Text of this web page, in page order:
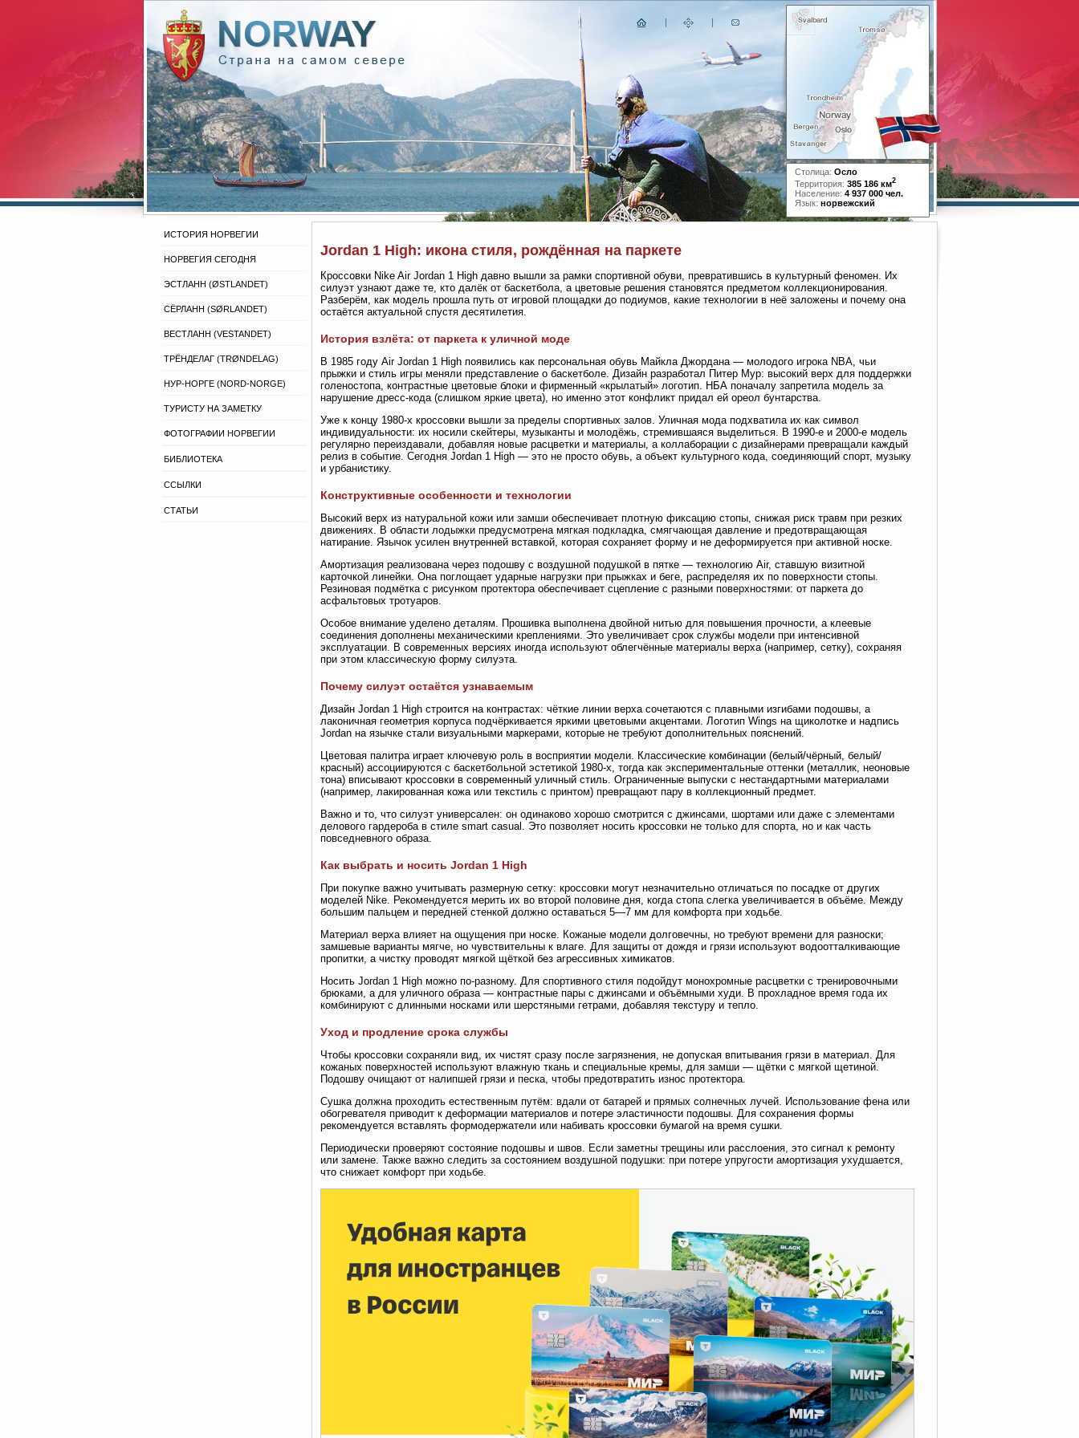
Столица: Осло
Территория: 385 186 км2
Население: 4 937 000 чел.
Язык: норвежский
ИСТОРИЯ НОРВЕГИИ
НОРВЕГИЯ СЕГОДНЯ
ЭСТЛАНН (ØSTLANDET)
СЁРЛАНН (SØRLANDET)
ВЕСТЛАНН (VESTANDET)
ТРЁНДЕЛАГ (TRØNDELAG)
НУР-НОРГЕ (NORD-NORGE)
ТУРИСТУ НА ЗАМЕТКУ
ФОТОГРАФИИ НОРВЕГИИ
БИБЛИОТЕКА
ССЫЛКИ
СТАТЬИ
Jordan 1 High: икона стиля, рождённая на паркете
Кроссовки Nike Air Jordan 1 High давно вышли за рамки спортивной обуви, превратившись в культурный феномен. Их
силуэт узнают даже те, кто далёк от баскетбола, а цветовые решения становятся предметом коллекционирования.
Разберём, как модель прошла путь от игровой площадки до подиумов, какие технологии в неё заложены и почему она
остаётся актуальной спустя десятилетия.
История взлёта: от паркета к уличной моде
В 1985 году Air Jordan 1 High появились как персональная обувь Майкла Джордана — молодого игрока NBA, чьи
прыжки и стиль игры меняли представление о баскетболе. Дизайн разработал Питер Мур: высокий верх для поддержки
голеностопа, контрастные цветовые блоки и фирменный «крылатый» логотип. НБА поначалу запретила модель за
нарушение дресс-кода (слишком яркие цвета), но именно этот конфликт придал ей ореол бунтарства.
Уже к концу 1980-х кроссовки вышли за пределы спортивных залов. Уличная мода подхватила их как символ
индивидуальности: их носили скейтеры, музыканты и молодёжь, стремившаяся выделиться. В 1990-е и 2000-е модель
регулярно переиздавали, добавляя новые расцветки и материалы, а коллаборации с дизайнерами превращали каждый
релиз в событие. Сегодня Jordan 1 High — это не просто обувь, а объект культурного кода, соединяющий спорт, музыку
и урбанистику.
Конструктивные особенности и технологии
Высокий верх из натуральной кожи или замши обеспечивает плотную фиксацию стопы, снижая риск травм при резких
движениях. В области лодыжки предусмотрена мягкая подкладка, смягчающая давление и предотвращающая
натирание. Язычок усилен внутренней вставкой, которая сохраняет форму и не деформируется при активной носке.
Амортизация реализована через подошву с воздушной подушкой в пятке — технологию Air, ставшую визитной
карточкой линейки. Она поглощает ударные нагрузки при прыжках и беге, распределяя их по поверхности стопы.
Резиновая подмётка с рисунком протектора обеспечивает сцепление с разными поверхностями: от паркета до
асфальтовых тротуаров.
Особое внимание уделено деталям. Прошивка выполнена двойной нитью для повышения прочности, а клеевые
соединения дополнены механическими креплениями. Это увеличивает срок службы модели при интенсивной
эксплуатации. В современных версиях иногда используют облегчённые материалы верха (например, сетку), сохраняя
при этом классическую форму силуэта.
Почему силуэт остаётся узнаваемым
Дизайн Jordan 1 High строится на контрастах: чёткие линии верха сочетаются с плавными изгибами подошвы, а
лаконичная геометрия корпуса подчёркивается яркими цветовыми акцентами. Логотип Wings на щиколотке и надпись
Jordan на язычке стали визуальными маркерами, которые не требуют дополнительных пояснений.
Цветовая палитра играет ключевую роль в восприятии модели. Классические комбинации (белый/чёрный, белый/
красный) ассоциируются с баскетбольной эстетикой 1980-х, тогда как экспериментальные оттенки (металлик, неоновые
тона) вписывают кроссовки в современный уличный стиль. Ограниченные выпуски с нестандартными материалами
(например, лакированная кожа или текстиль с принтом) превращают пару в коллекционный предмет.
Важно и то, что силуэт универсален: он одинаково хорошо смотрится с джинсами, шортами или даже с элементами
делового гардероба в стиле smart casual. Это позволяет носить кроссовки не только для спорта, но и как часть
повседневного образа.
Как выбрать и носить Jordan 1 High
При покупке важно учитывать размерную сетку: кроссовки могут незначительно отличаться по посадке от других
моделей Nike. Рекомендуется мерить их во второй половине дня, когда стопа слегка увеличивается в объёме. Между
большим пальцем и передней стенкой должно оставаться 5—7 мм для комфорта при ходьбе.
Материал верха влияет на ощущения при носке. Кожаные модели долговечны, но требуют времени для разноски;
замшевые варианты мягче, но чувствительны к влаге. Для защиты от дождя и грязи используют водоотталкивающие
пропитки, а чистку проводят мягкой щёткой без агрессивных химикатов.
Носить Jordan 1 High можно по-разному. Для спортивного стиля подойдут монохромные расцветки с тренировочными
брюками, а для уличного образа — контрастные пары с джинсами и объёмными худи. В прохладное время года их
комбинируют с длинными носками или шерстяными гетрами, добавляя текстуру и тепло.
Уход и продление срока службы
Чтобы кроссовки сохраняли вид, их чистят сразу после загрязнения, не допуская впитывания грязи в материал. Для
кожаных поверхностей используют влажную ткань и специальные кремы, для замши — щётки с мягкой щетиной.
Подошву очищают от налипшей грязи и песка, чтобы предотвратить износ протектора.
Сушка должна проходить естественным путём: вдали от батарей и прямых солнечных лучей. Использование фена или
обогревателя приводит к деформации материалов и потере эластичности подошвы. Для сохранения формы
рекомендуется вставлять формодержатели или набивать кроссовки бумагой на время сушки.
Периодически проверяют состояние подошвы и швов. Если заметны трещины или расслоения, это сигнал к ремонту
или замене. Также важно следить за состоянием воздушной подушки: при потере упругости амортизация ухудшается,
что снижает комфорт при ходьбе.